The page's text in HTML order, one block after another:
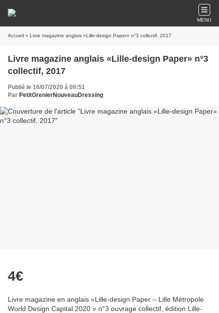
MENU
Accueil » Livre magazine anglais «Lille-design Paper» n°3 collectif, 2017
Livre magazine anglais «Lille-design Paper» n°3
collectif, 2017
Publié le 16/07/2020 à 09:51
Par PetitGrenierNouveauDressing
4€
Livre magazine en anglais «Lille-design Paper – Lille Métropole
World Design Capital 2020 » n°3 ouvrage collectif, édition Lille-